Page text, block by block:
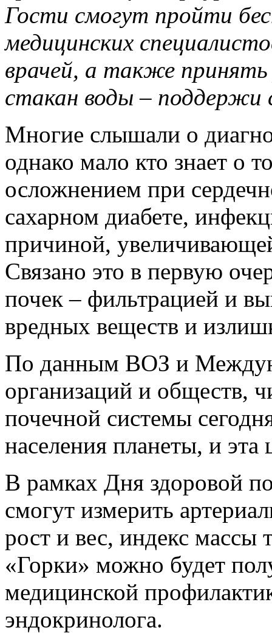
Гости смогут пройти
медицинских
врачей, а также
стакан воды – поддержи
Многие слышали о
однако мало кто знает о
осложнением при
сахарном диабете,
причиной,
Связано это в первую
почек – фильтрацией и
вредных веществ и
По данным ВОЗ и
организаций и обществ,
почечной системы
населения планеты, и
В рамках Дня здоровой
смогут измерить
рост и вес, индекс массы
«Горки» можно будет
медицинской
эндокринолога.